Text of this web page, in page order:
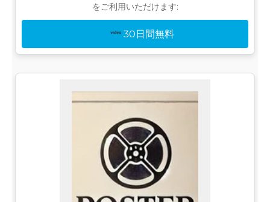
をご利用いただけます:
30日間無料